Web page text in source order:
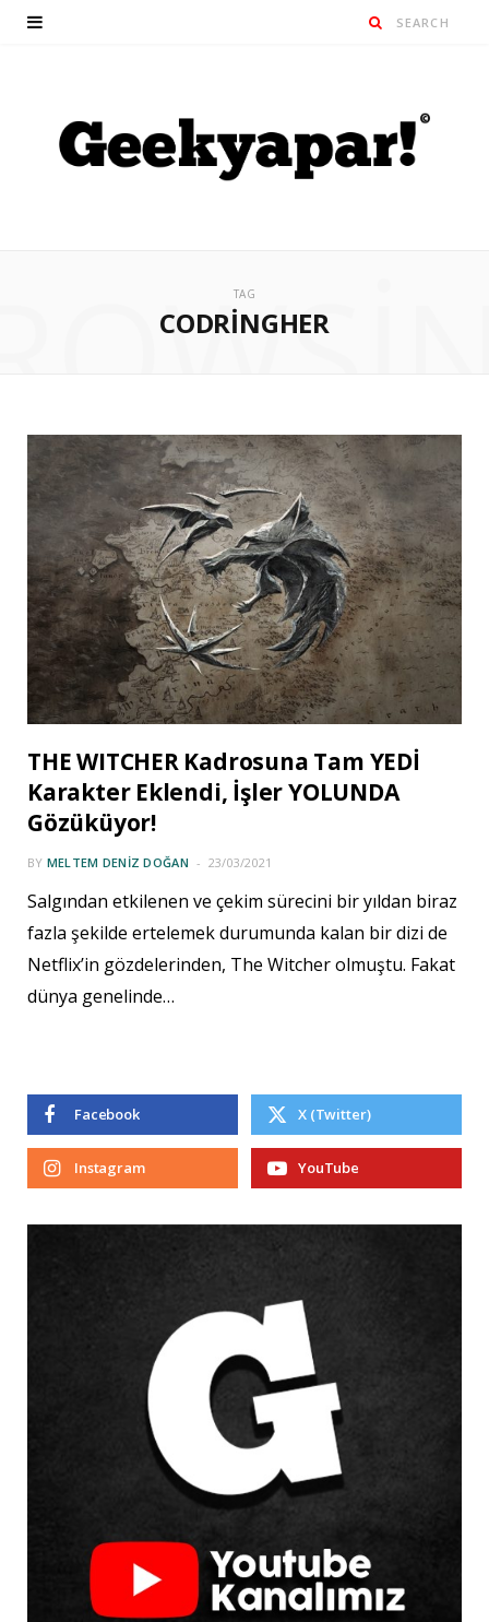
TAG
CODRINGHER
THE WITCHER Kadrosuna Tam YEDİ
Karakter Eklendi, İşler YOLUNDA
Gözüküyor!
BY MELTEM DENIZ DOĞAN 23/03/2021
Salgından etkilenen ve çekim sürecini bir yıldan biraz
fazla şekilde ertelemek durumunda kalan bir dizi de
Netflix’in gözdelerinden, The Witcher olmuştu. Fakat
dünya genelinde…
Facebook X (Twitter)
Instagram YouTube